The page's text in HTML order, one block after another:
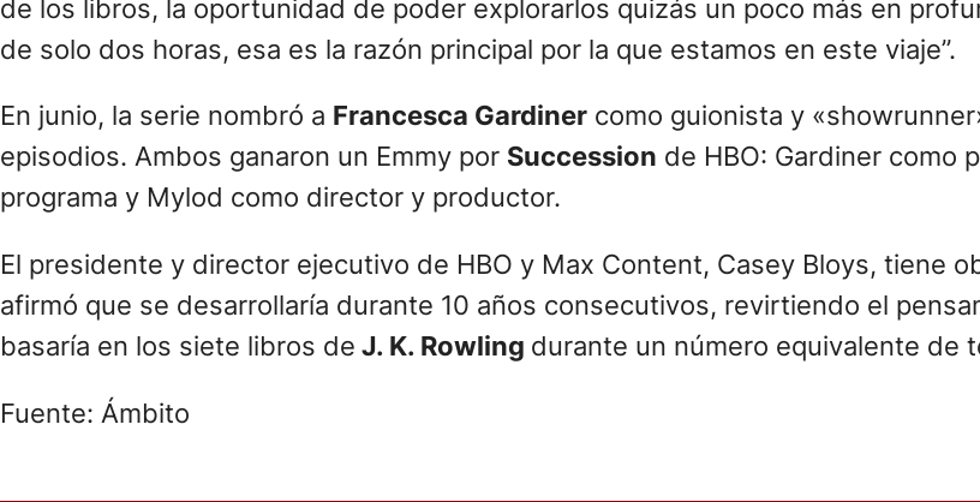
de los libros, la oportunidad de poder explorarlos quizás un poco más en
de solo dos horas, esa es la razón principal por la que estamos en este viaje”.
En junio, la serie nombró a Francesca Gardiner como guionista y
episodios. Ambos ganaron un Emmy por Succession de HBO: Gardiner como
programa y Mylod como director y productor.
El presidente y director ejecutivo de HBO y Max Content, Casey Bloys, tiene
afirmó que se desarrollaría durante 10 años consecutivos, revirtiendo el
basaría en los siete libros de J. K. Rowling durante un número equivalente de
Fuente: Ámbito